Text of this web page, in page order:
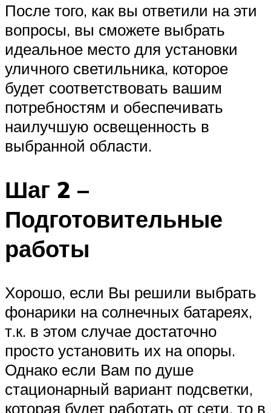
После того, как вы ответили на эти
вопросы, вы сможете выбрать
идеальное место для установки
уличного светильника, которое
будет соответствовать вашим
потребностям и обеспечивать
наилучшую освещенность в
выбранной области.
Шаг 2 –
Подготовительные
работы
Хорошо, если Вы решили выбрать
фонарики на солнечных батареях,
т.к. в этом случае достаточно
просто установить их на опоры.
Однако если Вам по душе
стационарный вариант подсветки,
которая будет работать от сети, то в